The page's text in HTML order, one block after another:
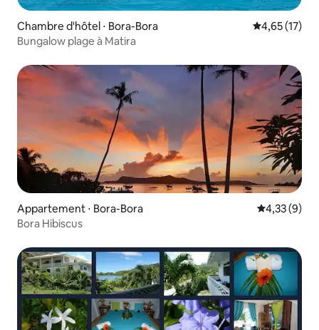
Chambre d'hôtel ⋅ Bora-Bora Évaluation
4,65 (17)
Bungalow plage à Matira
Appartement ⋅ Bora-Bora Évaluation
4,33 (9)
Bora Hibiscus